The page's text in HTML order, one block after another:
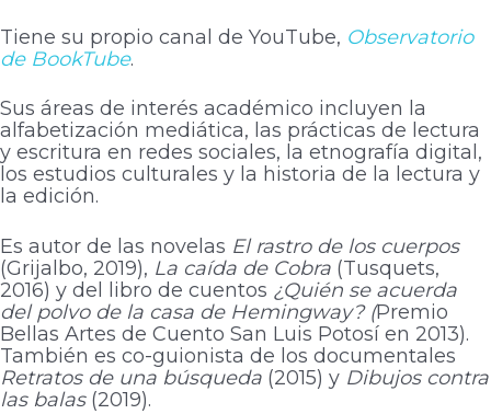
Tiene su propio canal de YouTube, Observatorio
de BookTube.
Sus áreas de interés académico incluyen la
alfabetización mediática, las prácticas de lectura
y escritura en redes sociales, la etnografía digital,
los estudios culturales y la historia de la lectura y
la edición.
Es autor de las novelas El rastro de los cuerpos
(Grijalbo, 2019), La caída de Cobra (Tusquets,
2016) y del libro de cuentos ¿Quién se acuerda
del polvo de la casa de Hemingway? (Premio
Bellas Artes de Cuento San Luis Potosí en 2013).
También es co-guionista de los documentales
Retratos de una búsqueda (2015) y Dibujos contra
las balas(2019).